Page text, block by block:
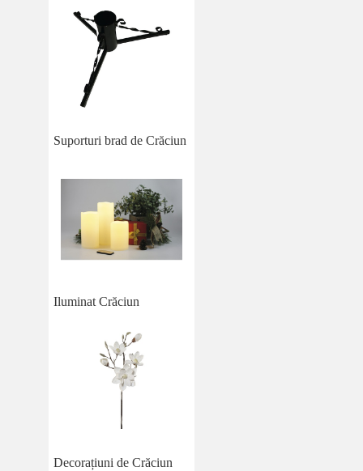
Suporturi brad de Crăciun
Iluminat Crăciun
Decorațiuni de Crăciun